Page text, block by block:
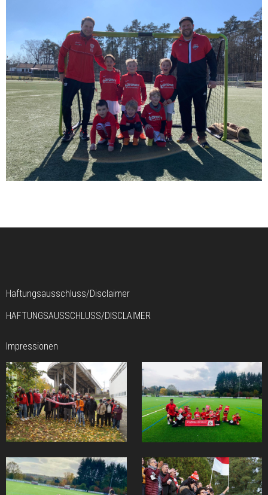
Haftungsausschluss/Disclaimer
HAFTUNGSAUSSCHLUSS/DISCLAIMER
Impressionen